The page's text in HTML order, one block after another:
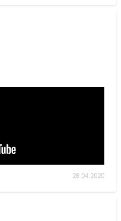
28.04.2020